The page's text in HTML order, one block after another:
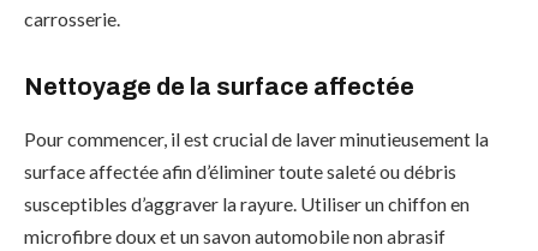
carrosserie.
Nettoyage de la surface affectée
Pour commencer, il est crucial de laver minutieusement la
surface affectée afin d’éliminer toute saleté ou débris
susceptibles d’aggraver la rayure. Utiliser un chiffon en
microfibre doux et un savon automobile non abrasif